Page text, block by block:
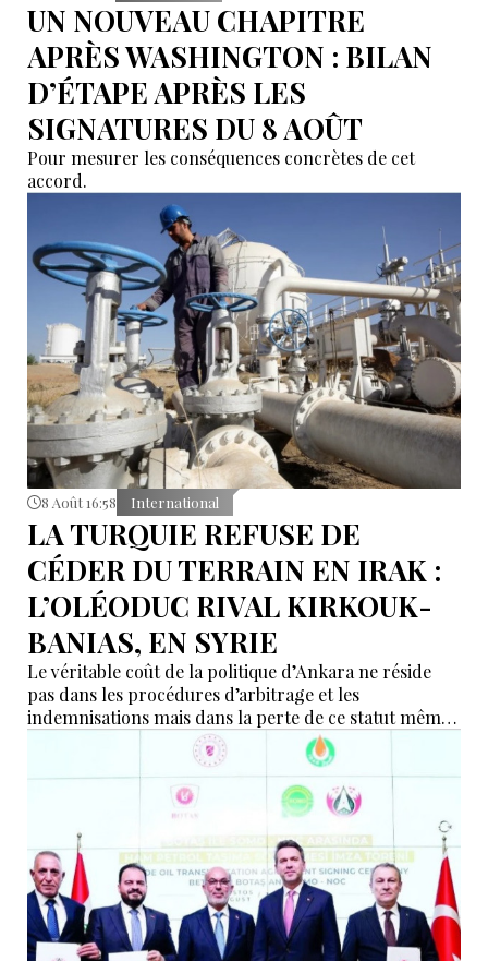
UN NOUVEAU CHAPITRE
APRÈS WASHINGTON : BILAN
D’ÉTAPE APRÈS LES
SIGNATURES DU 8 AOÛT
Pour mesurer les conséquences concrètes de cet
accord.
8 Août 16:58 International
LA TURQUIE REFUSE DE
CÉDER DU TERRAIN EN IRAK :
L’OLÉODUC RIVAL KIRKOUK-
BANIAS, EN SYRIE
Le véritable coût de la politique d’Ankara ne réside
pas dans les procédures d’arbitrage et les
indemnisations mais dans la perte de ce statut même
d’« intermédiaire indispensable » que la Turquie a mis
des décennies à construire.